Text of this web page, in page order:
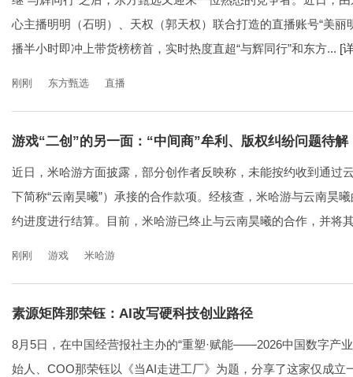
心主播明明（石明）、天权（郭天权）联合打造的直播账号“美丽
播半小时即冲上带货榜榜首，实时热度直超“与辉同行”和东方... [
刚刚 东方甄选 直播
游戏“二创”的另一面：“中间商”牟利、版权纠纷问题待解
近日，米哈游方面披露，部分创作者反映称，未能按约收到通过
下简称“云南昊曦”）承接的合作款项。经核查，米哈游与云南昊
约进度进行结算。目前，米哈游已终止与云南昊曦的合作，并将
刚刚 游戏 米哈游
素源矩阵那荣钰：AI改写硬科技创业路径
8月5日，在中国经营报社主办的“重塑·赋能——2026中国数字产
始人、COO那荣钰以《当AI走进工厂》为题，分享了这家仅成立